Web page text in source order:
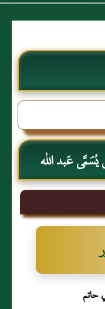
عَبد الله
حاتم